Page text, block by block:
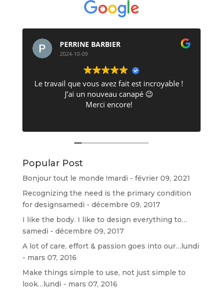
PERRINE BARBIER
2024-10-09
Le travail que vous avez fait est incroyable !
J’ai un nouveau canapé 😉
Merci encore!
Popular Post
Bonjour tout le monde !mardi - février 09, 2021
Recognizing the need is the primary condition
for designsamedi - décembre 09, 2017
I like the body. I like to design everything to…
samedi - décembre 09, 2017
A lot of care, effort & passion goes into our…lundi
- mars 07, 2016
Make things simple to use, not just simple to
look…lundi - mars 07, 2016